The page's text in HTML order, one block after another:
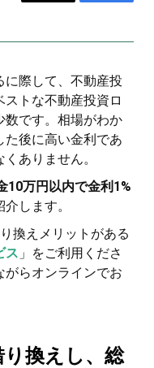
に際して、不動産投
トな不動産投資ロ
数です。相場がわか
た後に高い金利であ
ありません。
10万円以内で金利1%
介します。
換えメリットがある
ス 」をご利用くださ
がらオンラインでお
換えし、総